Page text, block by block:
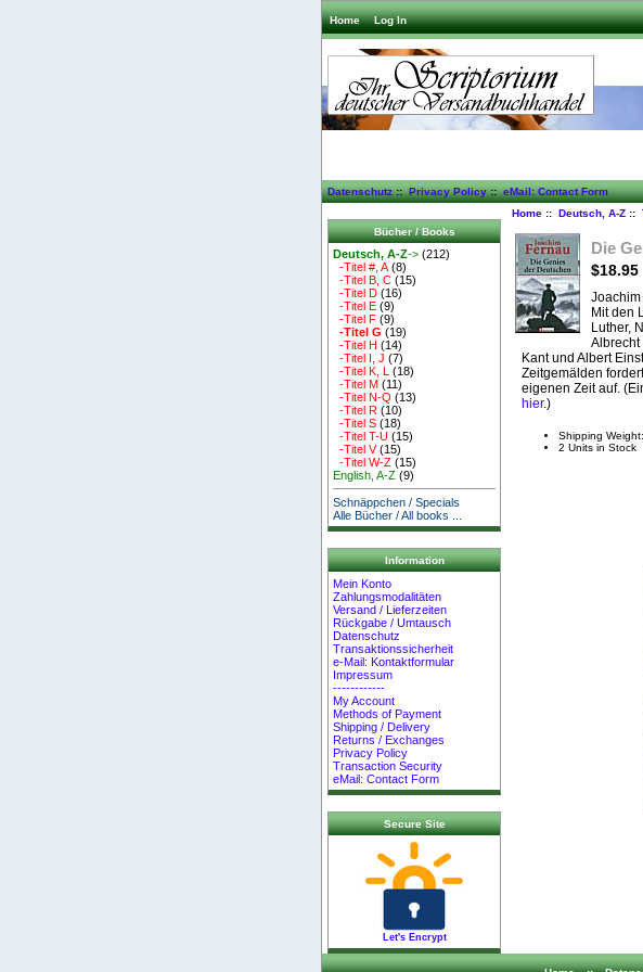
Home Log In
Datenschutz::Privacy Policy::eMail: Contact Form
Bücher / Books
Deutsch, A-Z-> (212)
-Titel #, A (8)
-Titel B, C (15)
-Titel D (16)
-Titel E (9)
-Titel F (9)
-Titel G (19)
-Titel H (14)
-Titel I, J (7)
-Titel K, L (18)
-Titel M (11)
-Titel N-Q (13)
-Titel R (10)
-Titel S (18)
-Titel T-U (15)
-Titel V(15)
-Titel W-Z (15)
English, A-Z (9)
Schnäppchen / Specials
Alle Bücher / All books ...
Information
Mein Konto
Zahlungsmodalitäten
Versand / Lieferzeiten
Rückgabe / Umtausch
Datenschutz
Transaktionssicherheit
e-Mail: Kontaktformular
Impressum
------------
My Account
Methods of Payment
Shipping / Delivery
Returns / Exchanges
Privacy Policy
Transaction Security
eMail: Contact Form
Secure Site
Let's Encrypt
Home:: Deutsch, A-Z::
Die
$18.95
Mit den
Luther,
Albrecht
Kant und Albert
Zeitgemälden
eigenen Zeit auf.
hier.)
Shipping
2 Units in Stock